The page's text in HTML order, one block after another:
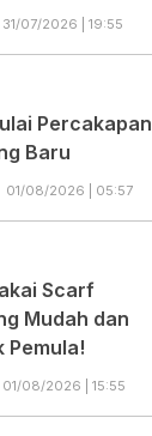
31/07/2026 | 19:55
Percakapan
Baru
01/08/2026 | 05:57
Scarf
Mudah dan
Pemula!
01/08/2026 | 15:55